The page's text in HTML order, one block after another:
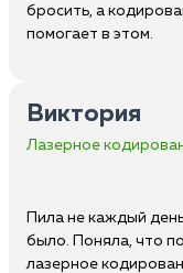
бросить, а
помогает в этом.
Виктория
Лазерное
Пила не каждый
было. Поняла, что
лазерное